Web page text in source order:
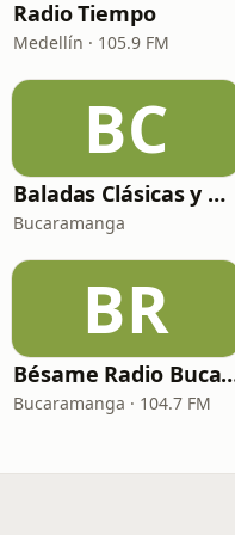
Radio Tiempo
Medellín · 105.9 FM
BC
Baladas Clásicas y Viejitas
Bucaramanga
BR
Bésame
Bucaramanga · 104.7 FM